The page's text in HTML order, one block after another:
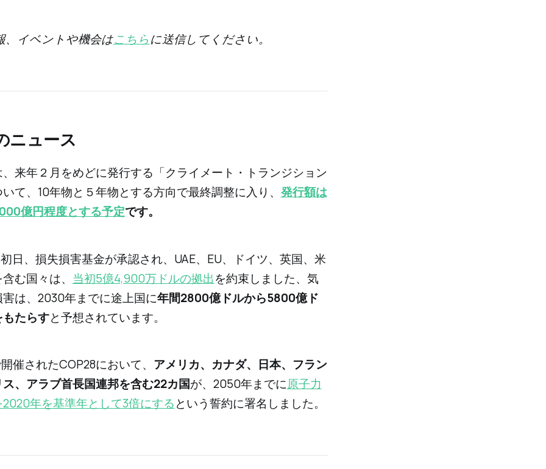
、イベントや機会はこちらに送信してください。
ニュース
来年２月をめどに発行する「クライメート・トランジション
て、10年物と５年物とする方向で最終調整に入り、 発行額は
億円程度とする予定です。
初日、損失損害基金が承認され、UAE、EU、ドイツ、英国、米
む国々は、 当初5億4,900万ドルの拠出を約束しました、気
は、2030年までに途上国に年間2800億ドルから5800億ド
たらすと予想されています。
催されたCOP28において、 アメリカ、カナダ、日本、フラン
、アラブ首長国連邦を含む22カ国が、2050年までに原子力
年を基準年として3倍にするという誓約に署名しました。